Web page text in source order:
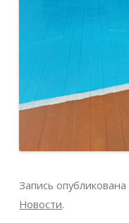
Запись опубликована
Новости.